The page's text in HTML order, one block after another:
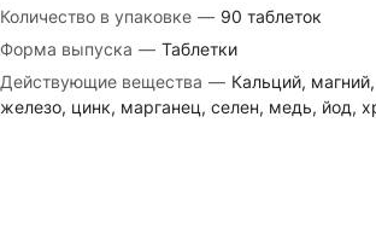
Количество в упаковке — 90 таблеток
Форма выпуска — Таблетки
Действующие вещества — Кальций, магний,
железо, цинк, марганец, селен, медь, йод,